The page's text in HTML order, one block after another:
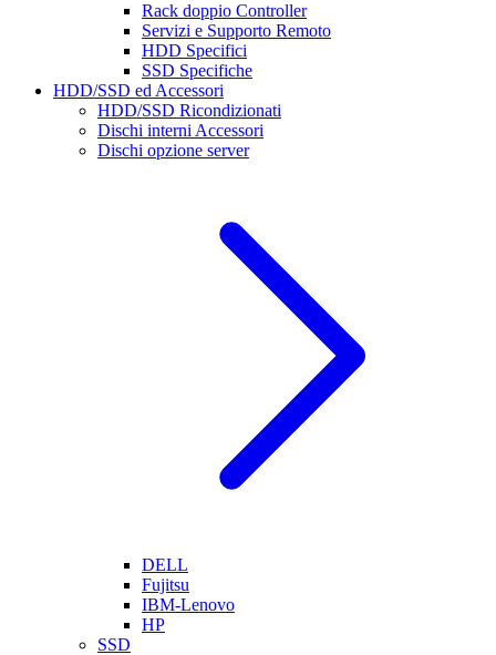
Rack doppio Controller
Servizi e Supporto Remoto
HDD Specifici
SSD Specifiche
HDD/SSD ed Accessori
HDD/SSD Ricondizionati
Dischi interni Accessori
Dischi opzione server
DELL
Fujitsu
IBM-Lenovo
HP
SSD